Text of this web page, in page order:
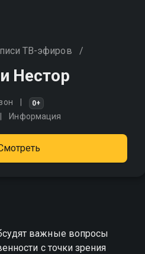
ТВ-эфиров /
Нестор
0+
Информация
важные вопросы
с точки зрения